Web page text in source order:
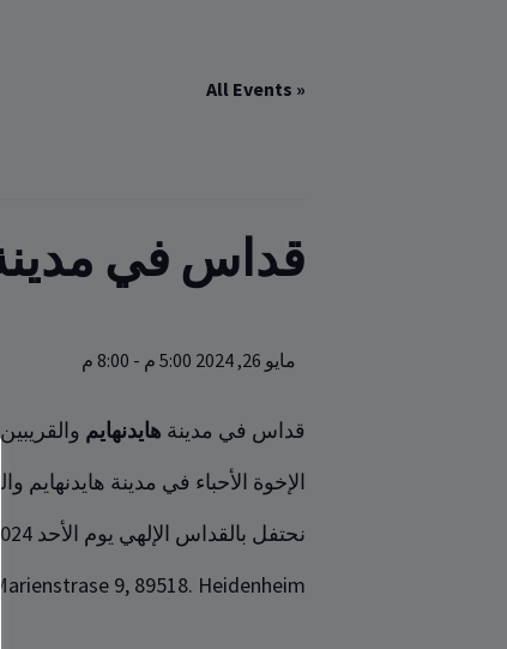
« All Events
قداس في مدينة
مايو 26, 2024 5:00 م - 8:00 م
قداس في مدينة هايدنهايم
الإخوة الأحباء في مدينة هايدنهايم
نحتفل بالقداس الإلهي يوم الأحد 26/05/2024 الساعة 17:00 الخامسة ، على ‏العنوان التالي‎:‎
9, 89518. ‎Heidenheim